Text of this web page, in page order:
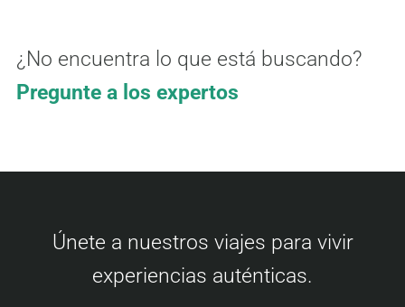
¿No encuentra lo que está buscando?
Pregunte a los expertos
Únete a nuestros viajes para vivir
experiencias auténticas.